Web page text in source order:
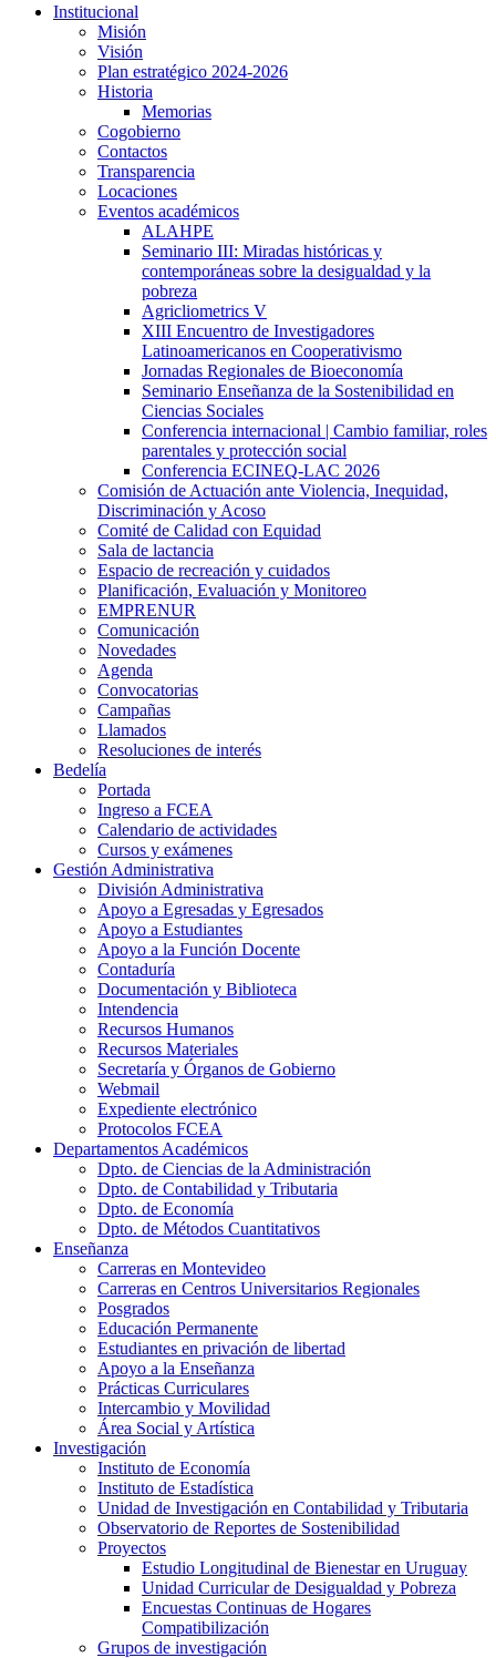
Institucional
Misión
Visión
Plan estratégico 2024-2026
Historia
Memorias
Cogobierno
Contactos
Transparencia
Locaciones
Eventos académicos
ALAHPE
Seminario III: Miradas históricas y
contemporáneas sobre la desigualdad y la
pobreza
Agricliometrics V
XIII Encuentro de Investigadores
Latinoamericanos en Cooperativismo
Jornadas Regionales de Bioeconomía
Seminario Enseñanza de la Sostenibilidad en
Ciencias Sociales
Conferencia internacional | Cambio familiar, roles
parentales y protección social
Conferencia ECINEQ-LAC 2026
Comisión de Actuación ante Violencia, Inequidad,
Discriminación y Acoso
Comité de Calidad con Equidad
Sala de lactancia
Espacio de recreación y cuidados
Planificación, Evaluación y Monitoreo
EMPRENUR
Comunicación
Novedades
Agenda
Convocatorias
Campañas
Llamados
Resoluciones de interés
Bedelía
Portada
Ingreso a FCEA
Calendario de actividades
Cursos y exámenes
Gestión Administrativa
División Administrativa
Apoyo a Egresadas y Egresados
Apoyo a Estudiantes
Apoyo a la Función Docente
Contaduría
Documentación y Biblioteca
Intendencia
Recursos Humanos
Recursos Materiales
Secretaría y Órganos de Gobierno
Webmail
Expediente electrónico
Protocolos FCEA
Departamentos Académicos
Dpto. de Ciencias de la Administración
Dpto. de Contabilidad y Tributaria
Dpto. de Economía
Dpto. de Métodos Cuantitativos
Enseñanza
Carreras en Montevideo
Carreras en Centros Universitarios Regionales
Posgrados
Educación Permanente
Estudiantes en privación de libertad
Apoyo a la Enseñanza
Prácticas Curriculares
Intercambio y Movilidad
Área Social y Artística
Investigación
Instituto de Economía
Instituto de Estadística
Unidad de Investigación en Contabilidad y Tributaria
Observatorio de Reportes de Sostenibilidad
Proyectos
Estudio Longitudinal de Bienestar en Uruguay
Unidad Curricular de Desigualdad y Pobreza
Encuestas Continuas de Hogares
Compatibilización
Grupos de investigación